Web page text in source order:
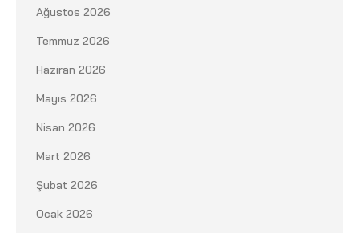
Ağustos 2026
Temmuz 2026
Haziran 2026
Mayıs 2026
Nisan 2026
Mart 2026
Şubat 2026
Ocak 2026